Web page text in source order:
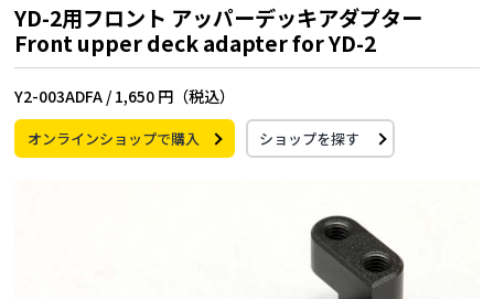
YD-2用フロント アッパーデッキアダプター
Front upper deck adapter for YD-2
Y2-003ADFA / 1,650 円（税込）
オンラインショップで購入 ショップを探す